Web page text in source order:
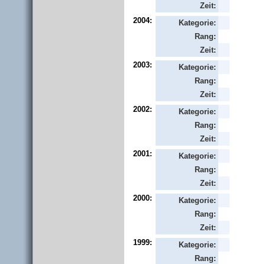
Zeit:
2004:
Kategorie:
Rang:
Zeit:
2003:
Kategorie:
Rang:
Zeit:
2002:
Kategorie:
Rang:
Zeit:
2001:
Kategorie:
Rang:
Zeit:
2000:
Kategorie:
Rang:
Zeit:
1999:
Kategorie:
Rang: